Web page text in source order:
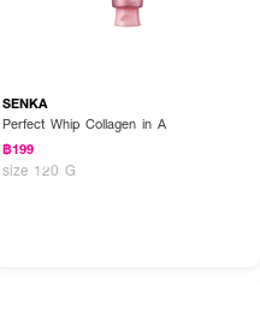
SENKA
Perfect Whip Collagen in A
฿199
size 120 G